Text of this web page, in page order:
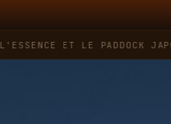
ET LE PADDOCK JAPONAIS